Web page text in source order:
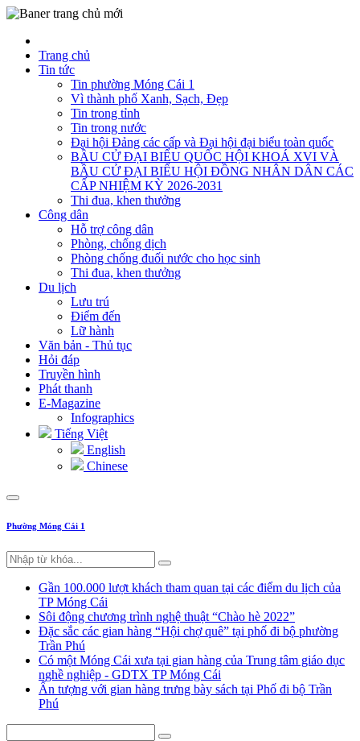
Trang chủ
Tin tức
Tin phường Móng Cái 1
Vì thành phố Xanh, Sạch, Đẹp
Tin trong tỉnh
Tin trong nước
Đại hội Đảng các cấp và Đại hội đại biểu toàn quốc
BẦU CỬ ĐẠI BIỂU QUỐC HỘI KHOÁ XVI VÀ
BẦU CỬ ĐẠI BIỂU HỘI ĐỒNG NHÂN DÂN CÁC
CẤP NHIỆM KỲ 2026-2031
Thi đua, khen thưởng
Công dân
Hỗ trợ công dân
Phòng, chống dịch
Phòng chống đuối nước cho học sinh
Thi đua, khen thưởng
Du lịch
Lưu trú
Điểm đến
Lữ hành
Văn bản - Thủ tục
Hỏi đáp
Truyền hình
Phát thanh
E-Magazine
Infographics
Tiếng Việt
English
Chinese
Phường Móng Cái 1
Gần 100.000 lượt khách tham quan tại các điểm du lịch của
TP Móng Cái
Sôi động chương trình nghệ thuật “Chào hè 2022”
Đặc sắc các gian hàng “Hội chợ quê” tại phố đi bộ phường
Trần Phú
Có một Móng Cái xưa tại gian hàng của Trung tâm giáo dục
nghề nghiệp - GDTX TP Móng Cái
Ấn tượng với gian hàng trưng bày sách tại Phố đi bộ Trần
Phú